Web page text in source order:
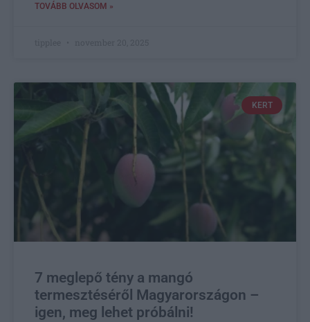
TOVÁBB OLVASOM »
KERT
7 meglepő tény a mangó
termesztéséről Magyarországon –
igen, meg lehet próbálni!